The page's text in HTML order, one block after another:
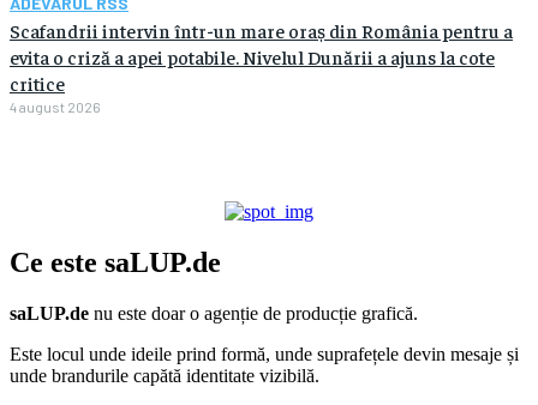
Scafandrii intervin într-un mare oraș din România pentru a
evita o criză a apei potabile. Nivelul Dunării a ajuns la cote
critice
4 august 2026
Ce este saLUP.de
saLUP.de nu este doar o agenție de producție grafică.
Este locul unde ideile prind formă, unde suprafețele devin mesaje și
unde brandurile capătă identitate vizibilă.